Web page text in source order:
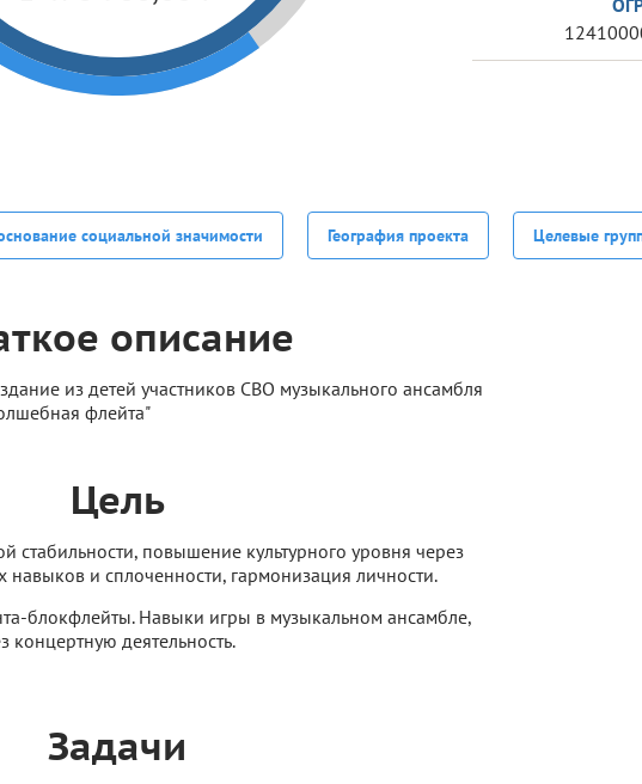
социальной значимости География проекта Целевые
описание
из детей участников СВО музыкального ансамбля
флейта"
Цель
стабильности, повышение культурного уровня через
навыков и сплоченности, гармонизация личности.
блокфлейты. Навыки игры в музыкальном ансамбле,
концертную деятельность.
Задачи